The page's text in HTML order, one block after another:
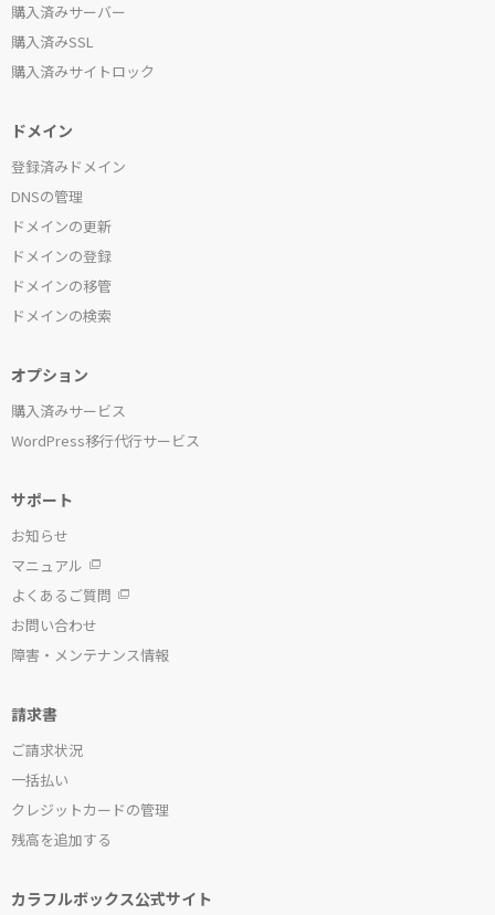
購入済みサーバー
購入済みSSL
購入済みサイトロック
ドメイン
登録済みドメイン
DNSの管理
ドメインの更新
ドメインの登録
ドメインの移管
ドメインの検索
オプション
購入済みサービス
WordPress移行代行サービス
サポート
お知らせ
マニュアル
よくあるご質問
お問い合わせ
障害・メンテナンス情報
請求書
ご請求状況
一括払い
クレジットカードの管理
残高を追加する
カラフルボックス公式サイト